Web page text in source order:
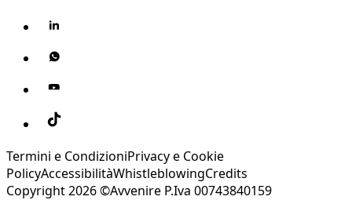
Termini e CondizioniPrivacy e Cookie
PolicyAccessibilitàWhistleblowingCredits
Copyright 2026 ©Avvenire P.Iva 00743840159